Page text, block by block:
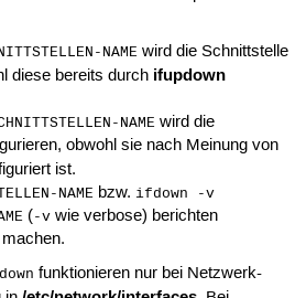
NAME wird die Schnittstelle
diese bereits durch ifupdown
NAME wird die
obwohl sie nach Meinung von
ist.
NAME bzw. ifdown -v
(-v wie verbose) berichten
funktionieren nur bei Netzwerk-